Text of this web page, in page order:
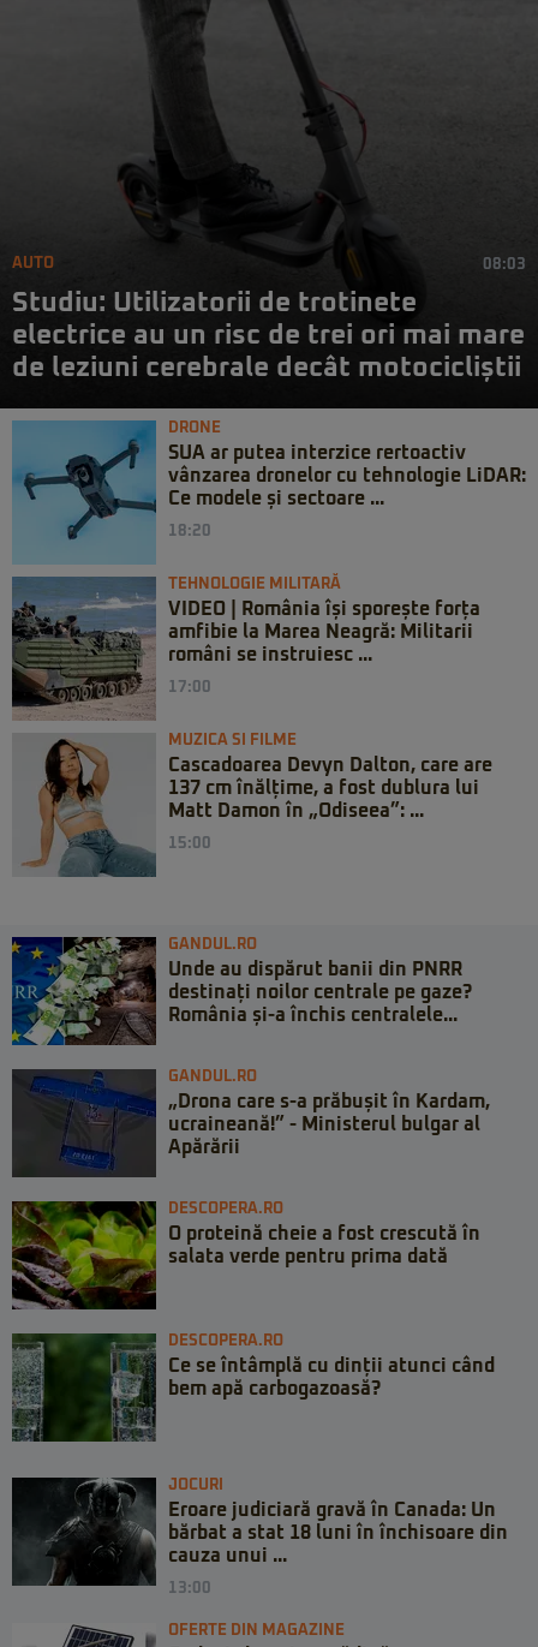
AUTO 08:03
Studiu: Utilizatorii de trotinete
electrice au un risc de trei ori mai mare
de leziuni cerebrale decât motocicliștii
DRONE
SUA ar putea interzice rertoactiv
vânzarea dronelor cu tehnologie LiDAR:
Ce modele și sectoare ...
18:20
TEHNOLOGIE MILITARĂ
VIDEO | România își sporește forța
amfibie la Marea Neagră: Militarii
români se instruiesc ...
17:00
MUZICA SI FILME
Cascadoarea Devyn Dalton, care are
137 cm înălțime, a fost dublura lui
Matt Damon în „Odiseea”: ...
15:00
GANDUL.RO
Unde au dispărut banii din PNRR
destinați noilor centrale pe gaze?
România și-a închis centralele...
GANDUL.RO
„Drona care s-a prăbușit în Kardam,
ucraineană!” - Ministerul bulgar al
Apărării
DESCOPERA.RO
O proteină cheie a fost crescută în
salata verde pentru prima dată
DESCOPERA.RO
Ce se întâmplă cu dinții atunci când
bem apă carbogazoasă?
JOCURI
Eroare judiciară gravă în Canada: Un
bărbat a stat 18 luni în închisoare din
cauza unui ...
13:00
OFERTE DIN MAGAZINE